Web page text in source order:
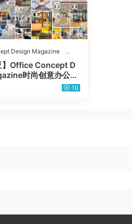
Design Magazine
】Office Concept D
时尚创意办公室
念设计布局pdf杂志合
10